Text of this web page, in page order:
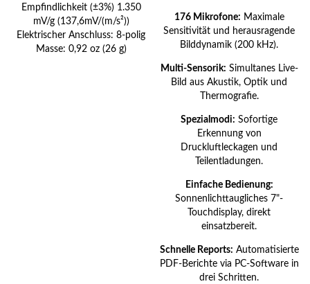
Empfindlichkeit (±3%) 1.350
mV/g (137,6mV/(m/s²))
Elektrischer Anschluss: 8-polig
Masse: 0,92 oz (26 g)
176 Mikrofone: Maximale
Sensitivität und herausragende
Bilddynamik (200 kHz).
Multi-Sensorik: Simultanes Live-
Bild aus Akustik, Optik und
Thermografie.
Spezialmodi: Sofortige
Erkennung von
Druckluftleckagen und
Teilentladungen.
Einfache Bedienung:
Sonnenlichttaugliches 7"-
Touchdisplay, direkt
einsatzbereit.
Schnelle Reports: Automatisierte
PDF-Berichte via PC-Software in
drei Schritten.